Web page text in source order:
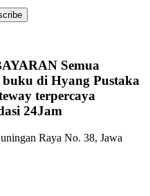
Semua
di Hyang Pustaka
terpercaya
24Jam
Raya No. 38, Jawa